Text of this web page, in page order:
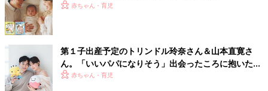
赤ちゃん・育児
第１子出産予定のトリンドル玲奈さん＆山本直寛さ
ん。「いいパパになりそう」出会ったころに抱いた印
象がもうすぐ現実に!?（たまひよ独占インタビュー前
赤ちゃん・育児